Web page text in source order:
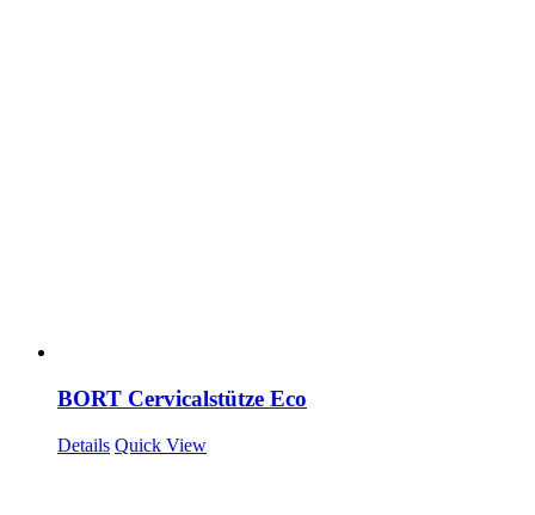
BORT Cervicalstütze Eco
Details Quick View